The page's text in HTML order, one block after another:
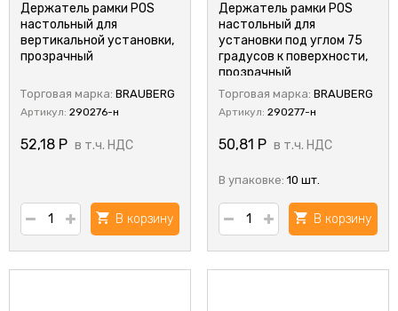
Держатель рамки POS
настольный для
вертикальной установки,
прозрачный
Торговая марка: BRAUBERG
Артикул: 290276-н
52,18 Р в т.ч. НДС
В корзину
Держатель рамки POS
настольный для
установки под углом 75
градусов к поверхности,
прозрачный
Торговая марка: BRAUBERG
Артикул: 290277-н
50,81 Р в т.ч. НДС
В упаковке: 10 шт.
В корзину